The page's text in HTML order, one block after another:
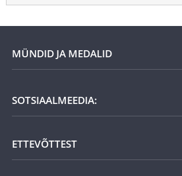
MÜNDID JA MEDALID
Kuu eripakkumine
Kingiideed
Eesti tooted
SOTSIAALMEEDIA:
ETTEVÕTTEST